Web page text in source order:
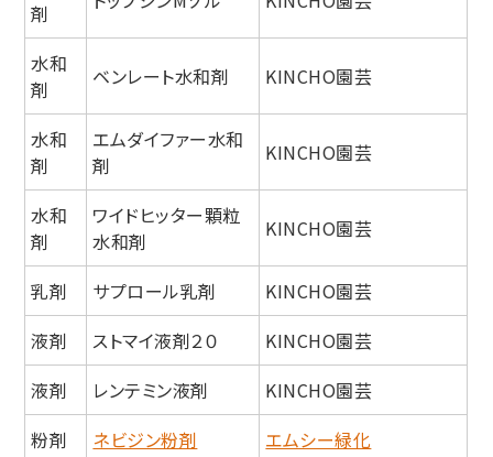
剤
水和
剤
ベンレート水和剤 KINCHO園芸
水和
剤
エムダイファー水和
剤
KINCHO園芸
水和
剤
ワイドヒッター顆粒
水和剤
KINCHO園芸
乳剤 サプロール乳剤
KINCHO園芸
液剤
ストマイ液剤２０
KINCHO園芸
液剤
レンテミン液剤
KINCHO園芸
粉剤
ネビジン粉剤
エムシー緑化